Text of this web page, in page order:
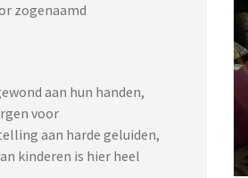
zogenaamd
aan hun handen,
voor
aan harde geluiden,
kinderen is hier heel